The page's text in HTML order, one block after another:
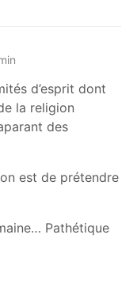
d’esprit dont
la religion
des
est de prétendre
Pathétique